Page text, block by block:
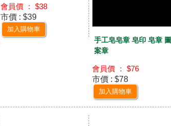
會員價 ： $38
市價 : $39
加入購物車
手工皂皂章 皂印 皂章 圖
案章
會員價 ： $76
市價 : $78
加入購物車